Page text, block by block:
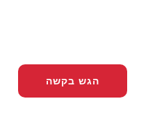
הגש בקשה